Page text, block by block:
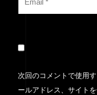
次回のコメントで使用
ールアドレス、サイトを